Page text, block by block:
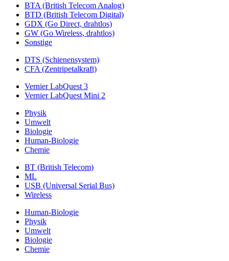
BTA (British Telecom Analog)
BTD (British Telecom Digital)
GDX (Go Direct, drahtlos)
GW (Go Wireless, drahtlos)
Sonstige
DTS (Schienensystem)
CFA (Zentripetalkraft)
Vernier LabQuest 3
Vernier LabQuest Mini 2
Physik
Umwelt
Biologie
Human-Biologie
Chemie
BT (British Telecom)
ML
USB (Universal Serial Bus)
Wireless
Human-Biologie
Physik
Umwelt
Biologie
Chemie